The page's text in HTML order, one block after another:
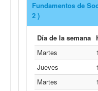
Fundamentos de
2 )
Día de la semana
Martes
Jueves
Martes